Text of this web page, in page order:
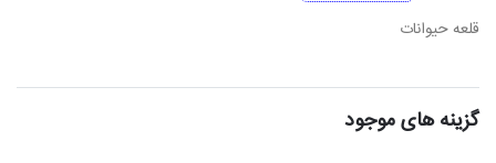
قلعه حیوانات
گزینه های موجود